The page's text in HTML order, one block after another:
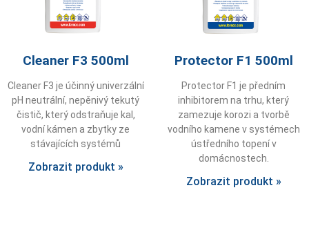
Cleaner F3 500ml
Cleaner F3 je účinný univerzální
pH neutrální, nepěnivý tekutý
čistič, který odstraňuje kal,
vodní kámen a zbytky ze
stávajících systémů
Zobrazit produkt »
Protector F1 500ml
Protector F1 je předním
inhibitorem na trhu, který
zamezuje korozi a tvorbě
vodního kamene v systémech
ústředního topení v
domácnostech.
Zobrazit produkt »